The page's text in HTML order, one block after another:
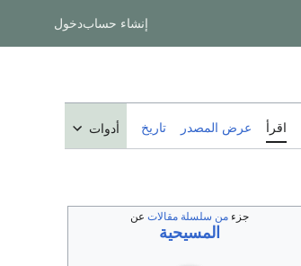
إنشاء حسابدخول
اقرأ عرض المصدر تاريخ أدوات
جزءمن سلسلة مقالات عن
المسيحية